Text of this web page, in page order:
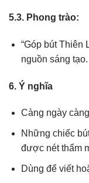
5.3. Phong trào:
“Góp bút Thiên
nguồn sáng tạo.
6. Ý nghĩa
Càng ngày
Những chiếc
được nét thẩm
Dùng để viết